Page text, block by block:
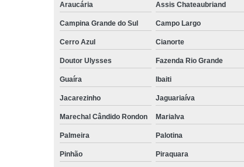
Araucária Assis Chateaubriand
Campina Grande do Sul Campo Largo
Cerro Azul Cianorte
Doutor Ulysses Fazenda Rio Grande
Guaíra Ibaiti
Jacarezinho Jaguariaíva
Marechal Cândido Rondon Marialva
Palmeira Palotina
Pinhão Piraquara